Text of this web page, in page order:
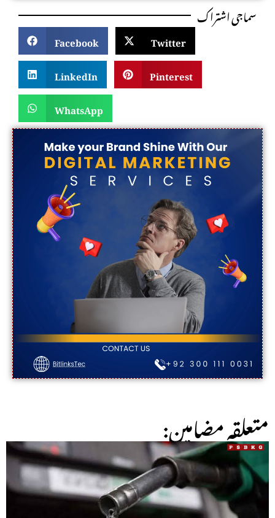
سماجی اشتراک
Facebook
Twitter
LinkedIn
Pinterest
WhatsApp
:متعلقہ مضامین